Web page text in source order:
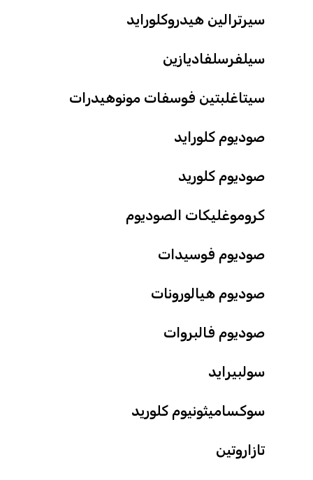
سيرترالين هيدروكلورايد
سيلفرسلفاديازين
سيتاغلبتين فوسفات مونوهيدرات
صوديوم كلورايد
صوديوم كلوريد
كروموغليكات الصوديوم
صوديوم فوسيدات
صوديوم هيالورونات
صوديوم فالبروات
سولبيرايد
سوكساميثونيوم كلوريد
تازاروتين